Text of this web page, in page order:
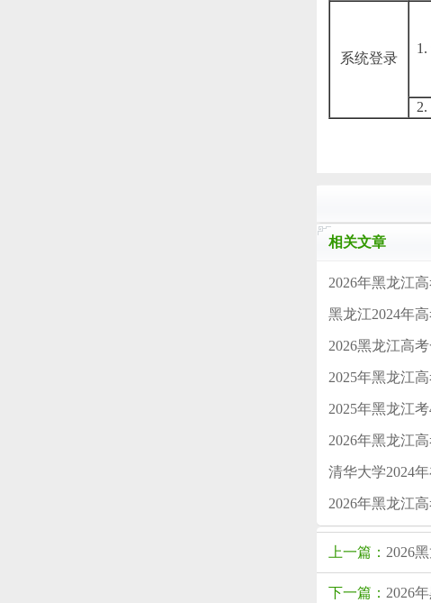
系统登录
相关文章
2026年黑龙江
黑龙江2024年
2026黑龙江高
2025年黑龙江
2025年黑龙江
2026年黑龙江
清华大学2024
2026年黑龙江
上一篇： 2026
下一篇： 2026